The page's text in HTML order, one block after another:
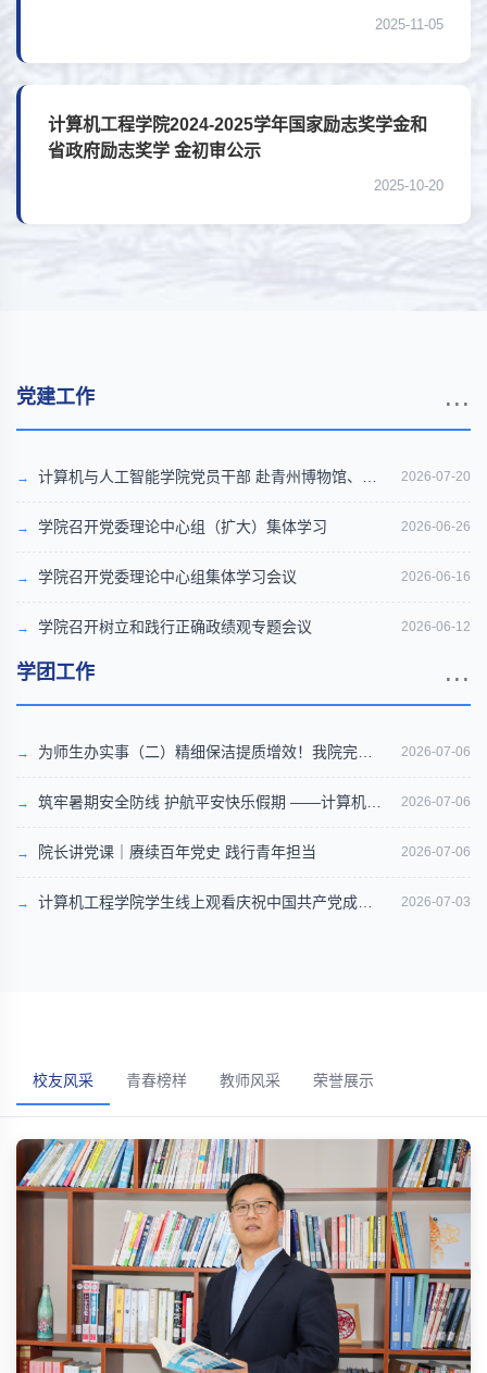
2025-11-05
计算机工程学院2024-2025学年国家励志奖学金和
省政府励志奖学 金初审公示
2025-10-20
党建工作 ...
计算机与人工智能学院党员干部 赴青州博物馆、三
2026-07-20
学院召开党委理论中心组（扩大）集体学习 2026-06-26
学院召开党委理论中心组集体学习会议 2026-06-16
学院召开树立和践行正确政绩观专题会议 2026-06-12
学团工作 ...
为师生办实事（二）精细保洁提质增效！我院完善
2026-07-06
筑牢暑期安全防线 护航平安快乐假期 ——计算机工
2026-07-06
院长讲党课｜赓续百年党史 践行青年担当 2026-07-06
计算机工程学院学生线上观看庆祝中国共产党成立
2026-07-03
校友风采 青春榜样 教师风采 荣誉展示